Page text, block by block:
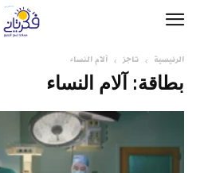
الرئيسية تاجز آلام النساء
بطاقة: آلام النساء